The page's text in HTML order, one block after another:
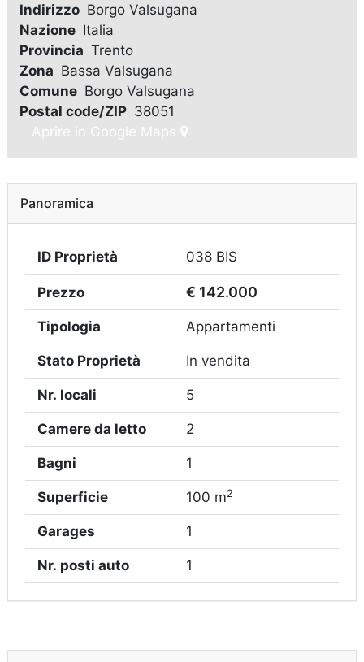
Indirizzo Borgo Valsugana
Nazione Italia
Provincia Trento
Zona Bassa Valsugana
Comune Borgo Valsugana
Postal code/ZIP 38051
Aprire in Google Maps
Panoramica
ID Proprietà 038 BIS
Prezzo € 142.000
Tipologia Appartamenti
Stato Proprietà In vendita
Nr. locali 5
Camere da letto 2
Bagni 1
Superficie 100 m2
Garages 1
Nr. posti auto 1